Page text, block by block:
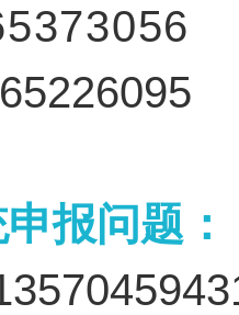
65226095
报问题：